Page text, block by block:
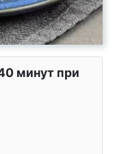
минут при